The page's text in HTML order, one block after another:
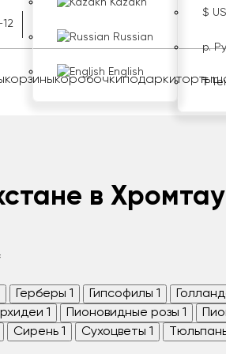
Kazakh
Russian
English
$
р.
₸
корзиныкоробочкиподаркиторты
в Хромтау
Герберы 1 Гипсофилы 1
1 Пионовидные розы 1
Сирень 1 Сухоцветы 1